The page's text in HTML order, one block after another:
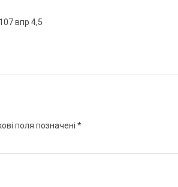
впр 4,5
поля позначені *